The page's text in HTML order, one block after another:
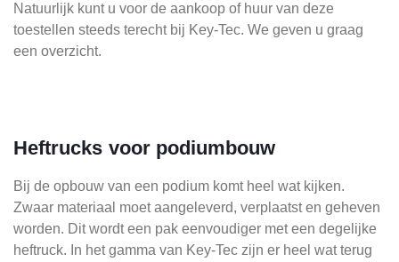
Natuurlijk kunt u voor de aankoop of huur van deze
toestellen steeds terecht bij Key-Tec. We geven u graag
een overzicht.
Heftrucks voor podiumbouw
Bij de opbouw van een podium komt heel wat kijken.
Zwaar materiaal moet aangeleverd, verplaatst en geheven
worden. Dit wordt een pak eenvoudiger met een degelijke
heftruck. In het gamma van Key-Tec zijn er heel wat terug